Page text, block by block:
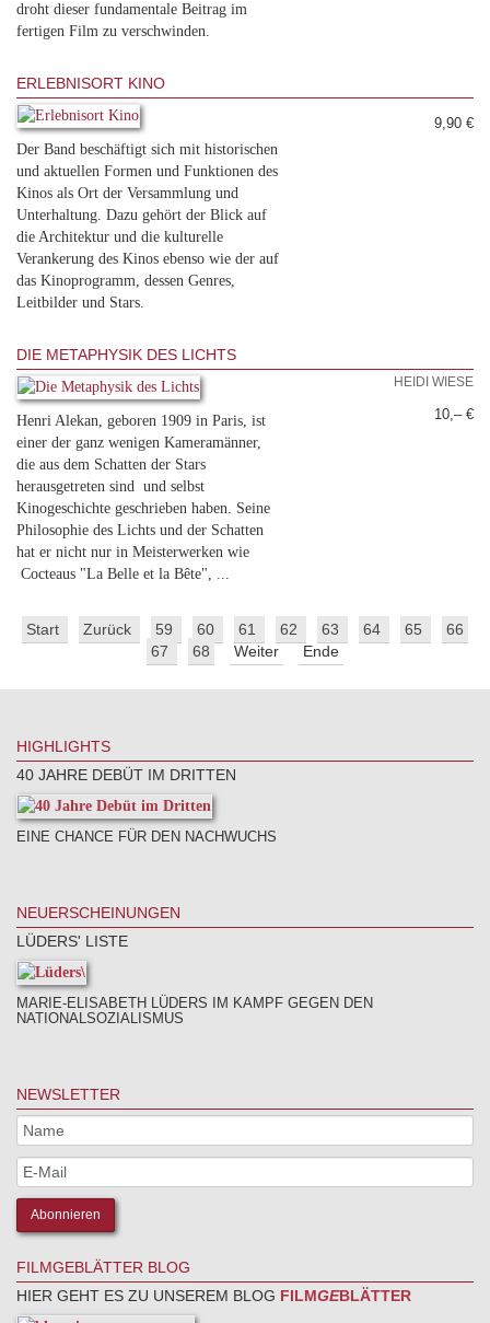
droht dieser fundamentale Beitrag im
fertigen Film zu verschwinden.
ERLEBNISORT KINO
Der Band beschäftigt sich mit historischen
und aktuellen Formen und Funktionen des
Kinos als Ort der Versammlung und
Unterhaltung. Dazu gehört der Blick auf
die Architektur und die kulturelle
Verankerung des Kinos ebenso wie der auf
das Kinoprogramm, dessen Genres,
Leitbilder und Stars.
9,90 €
DIE METAPHYSIK DES LICHTS
Henri Alekan, geboren 1909 in Paris, ist
einer der ganz wenigen Kameramänner,
die aus dem Schatten der Stars
herausgetreten sind und selbst
Kinogeschichte geschrieben haben. Seine
Philosophie des Lichts und der Schatten
hat er nicht nur in Meisterwerken wie
Cocteaus "La Belle et la Bête", ...
HEIDI WIESE
10,– €
Start Zurück 59 60 61 62 63 64 65
66
67
68 Weiter Ende
HIGHLIGHTS
40 JAHRE DEBÜT IM DRITTEN
EINE CHANCE FÜR DEN NACHWUCHS
NEUERSCHEINUNGEN
LÜDERS' LISTE
MARIE-ELISABETH LÜDERS IM KAMPF GEGEN DEN
NATIONALSOZIALISMUS
NEWSLETTER
FILMGEBLÄTTER BLOG
HIER GEHT ES ZU UNSEREM BLOG FILMGEBLÄTTER